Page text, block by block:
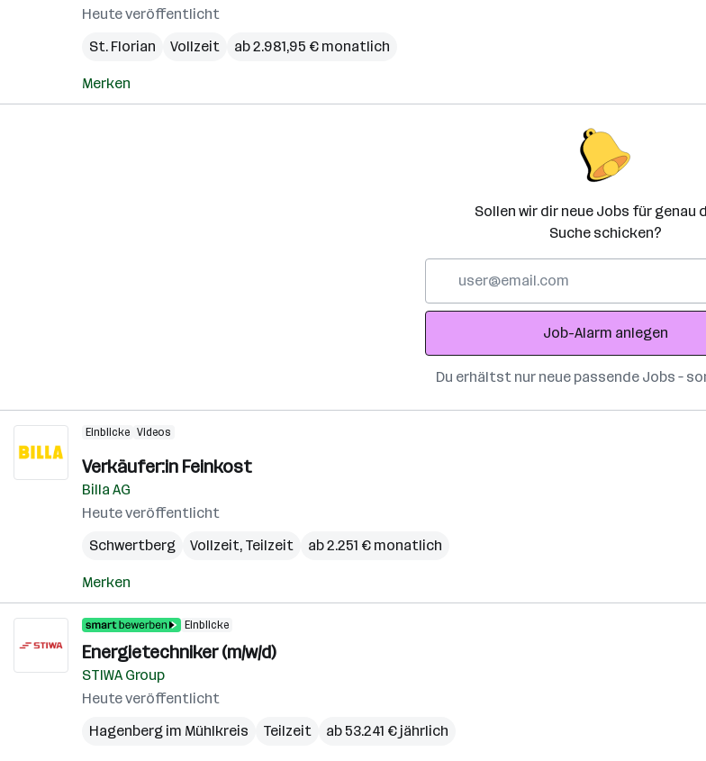
Heute veröffentlicht
St. Florian
Vollzeit ab 2.981,95 € monatlich
Merken
Sollen wir dir neue Jobs für genau
Suche schicken?
Adresse
Job-Alarm anlegen
Du erhältst nur neue passende Jobs –
Einblicke Videos
Verkäufer:in Feinkost
Billa AG
Heute veröffentlicht
Schwertberg
Vollzeit, Teilzeit ab 2.251 € monatlich
Merken
Einblicke
Energietechniker (m/w/d)
STIWA Group
Heute veröffentlicht
Hagenberg im Mühlkreis
Teilzeit ab 53.241 € jährlich